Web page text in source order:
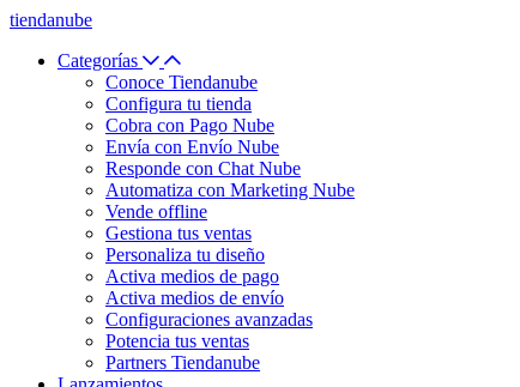
tiendanube
Categorías
Conoce Tiendanube
Configura tu tienda
Cobra con Pago Nube
Envía con Envío Nube
Responde con Chat Nube
Automatiza con Marketing Nube
Vende offline
Gestiona tus ventas
Personaliza tu diseño
Activa medios de pago
Activa medios de envío
Configuraciones avanzadas
Potencia tus ventas
Partners Tiendanube